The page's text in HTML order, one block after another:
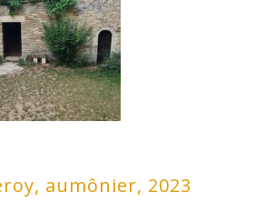
aumônier, 2023